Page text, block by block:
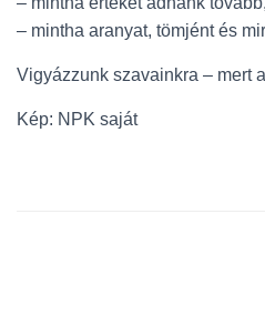
– mintha aranyat, tömjént és
Vigyázzunk szavainkra – mert
Kép: NPK saját